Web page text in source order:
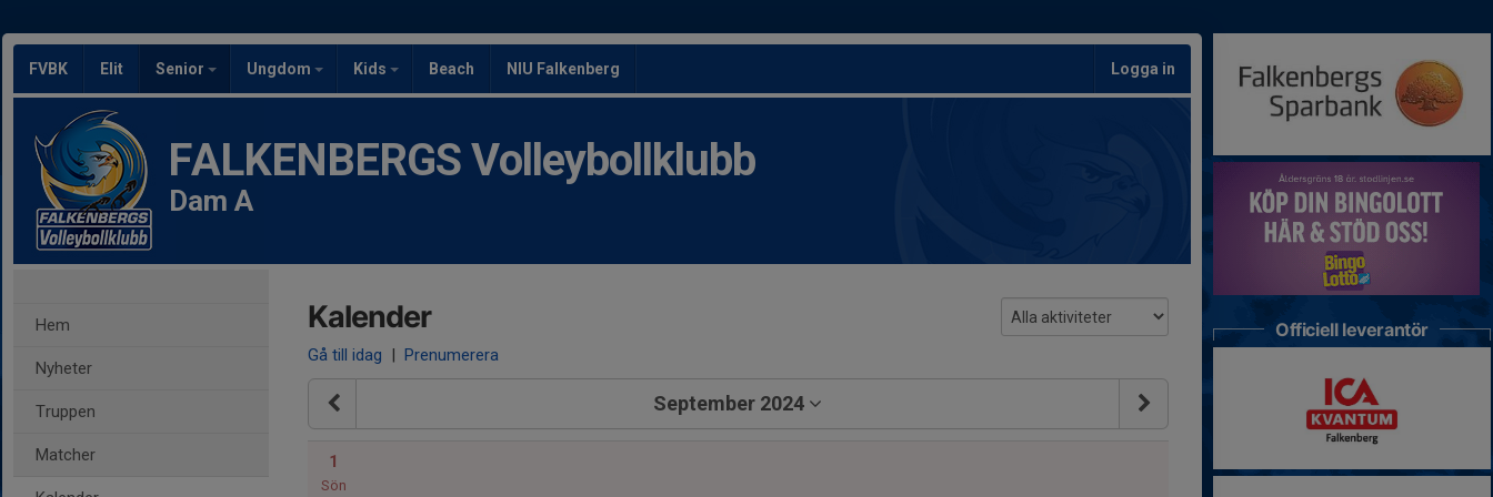
FVBK Elit Senior Ungdom Kids Beach NIU Falkenberg Logga in
FALKENBERGS Volleybollklubb
Dam A
Hem
Nyheter
Truppen
Matcher
Kalender
Gå till idag | Prenumerera
September 2024
1
Sön
Officiell leverantör